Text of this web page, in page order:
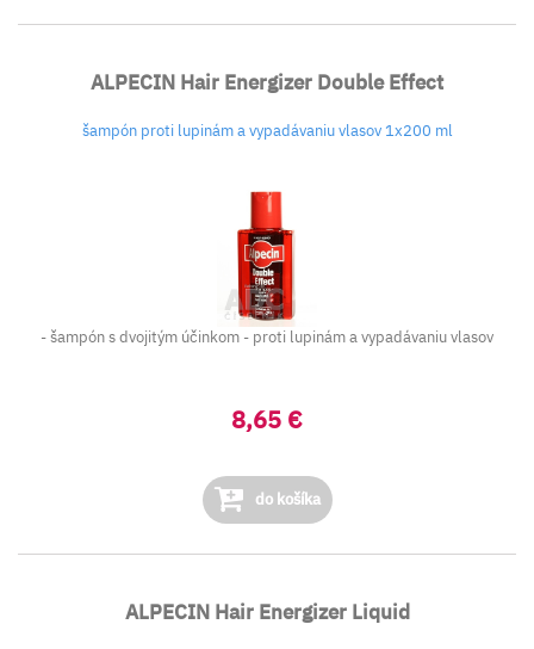
ALPECIN Hair Energizer Double Effect
šampón proti lupinám a vypadávaniu vlasov 1x200 ml
- šampón s dvojitým účinkom - proti lupinám a vypadávaniu vlasov
8,65 €
do košíka
ALPECIN Hair Energizer Liquid